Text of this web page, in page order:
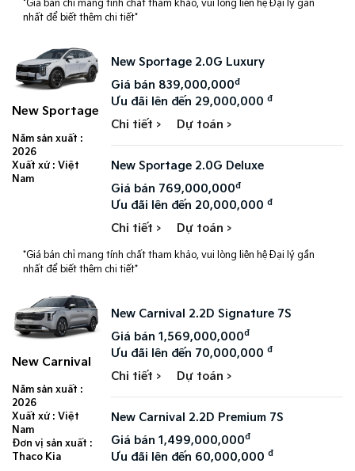
*Giá bán chỉ mang tính chất tham khảo, vui lòng liên hệ Đại lý gần
nhất để biết thêm chi tiết*
New Sportage
Năm sản xuất :
2026
Xuất xứ : Việt
Nam
New Sportage 2.0G Luxury
Giá bán 839,000,000đ
Ưu đãi lên đến 29,000,000đ
Chi tiết > Dự toán >
New Sportage 2.0G Deluxe
Giá bán 769,000,000đ
Ưu đãi lên đến 20,000,000đ
Chi tiết > Dự toán >
*Giá bán chỉ mang tính chất tham khảo, vui lòng liên hệ Đại lý gần
nhất để biết thêm chi tiết*
New Carnival
Năm sản xuất :
2026
Xuất xứ : Việt
Nam
Đơn vị sản xuất :
Thaco Kia
New Carnival 2.2D Signature 7S​
Giá bán 1,569,000,000đ
Ưu đãi lên đến 70,000,000đ
Chi tiết > Dự toán >
New Carnival 2.2D Premium 7S​
Giá bán 1,499,000,000đ
Ưu đãi lên đến 60,000,000đ